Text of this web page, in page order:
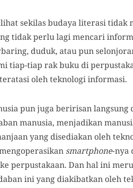
sekilas budaya literasi
tidak perlu lagi mencari
duduk, atau pun
tiap-tiap rak buku di
oleh teknologi informasi.
pun juga beririsan
manusia, menjadikan
yang disediakan oleh
smartphone-nya
perpustakaan. Dan hal ini
ini yang diakibatkan oleh